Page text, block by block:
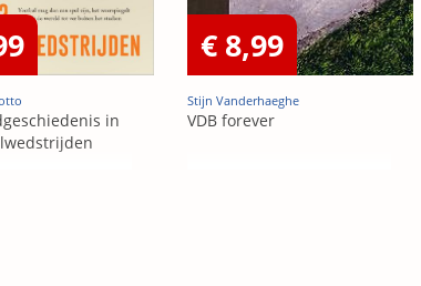
in
€ 8,99
Stijn Vanderhaeghe
VDB forever